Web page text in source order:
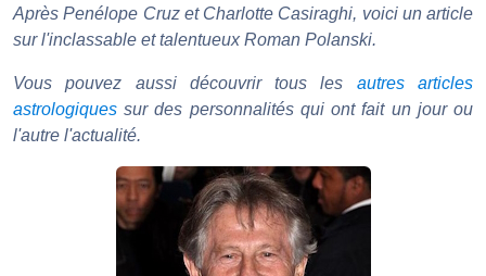
Après Penélope Cruz et Charlotte Casiraghi, voici un article
sur l'inclassable et talentueux Roman Polanski.
Vous pouvez aussi découvrir tous les autres articles
astrologiques sur des personnalités qui ont fait un jour ou
l'autre l'actualité.